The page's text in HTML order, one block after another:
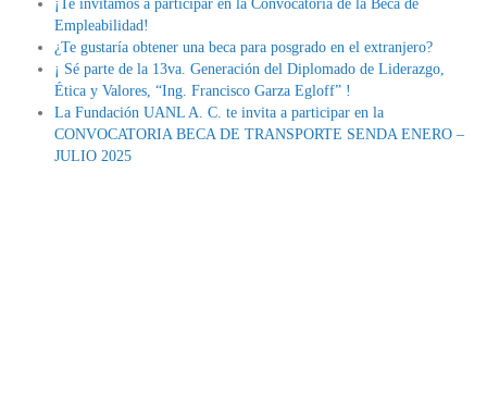
¡Te invitamos a participar en la Convocatoria de la Beca de
Empleabilidad!
¿Te gustaría obtener una beca para posgrado en el extranjero?
¡ Sé parte de la 13va. Generación del Diplomado de Liderazgo,
Ética y Valores, “Ing. Francisco Garza Egloff” !
La Fundación UANL A. C. te invita a participar en la
CONVOCATORIA BECA DE TRANSPORTE SENDA ENERO –
JULIO 2025